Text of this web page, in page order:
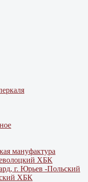
мануфактура
ХБК
г. Юрьев -Польский
ХБК